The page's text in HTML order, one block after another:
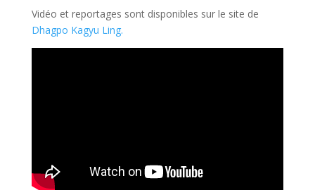
Vidéo et reportages sont disponibles sur le site de
Dhagpo Kagyu Ling.